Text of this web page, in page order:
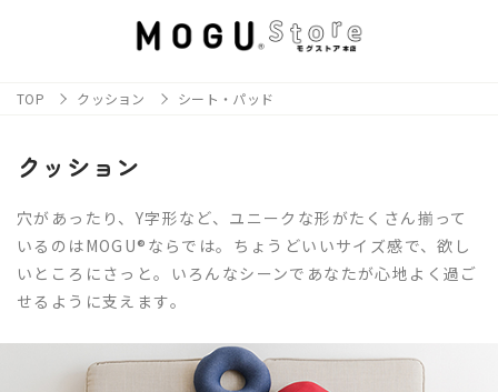
TOP クッション シート・パッド
クッション
穴があったり、Y字形など、ユニークな形がたくさん揃って
いるのはMOGU®ならでは。ちょうどいいサイズ感で、欲し
いところにさっと。いろんなシーンであなたが心地よく過ご
せるように支えます。